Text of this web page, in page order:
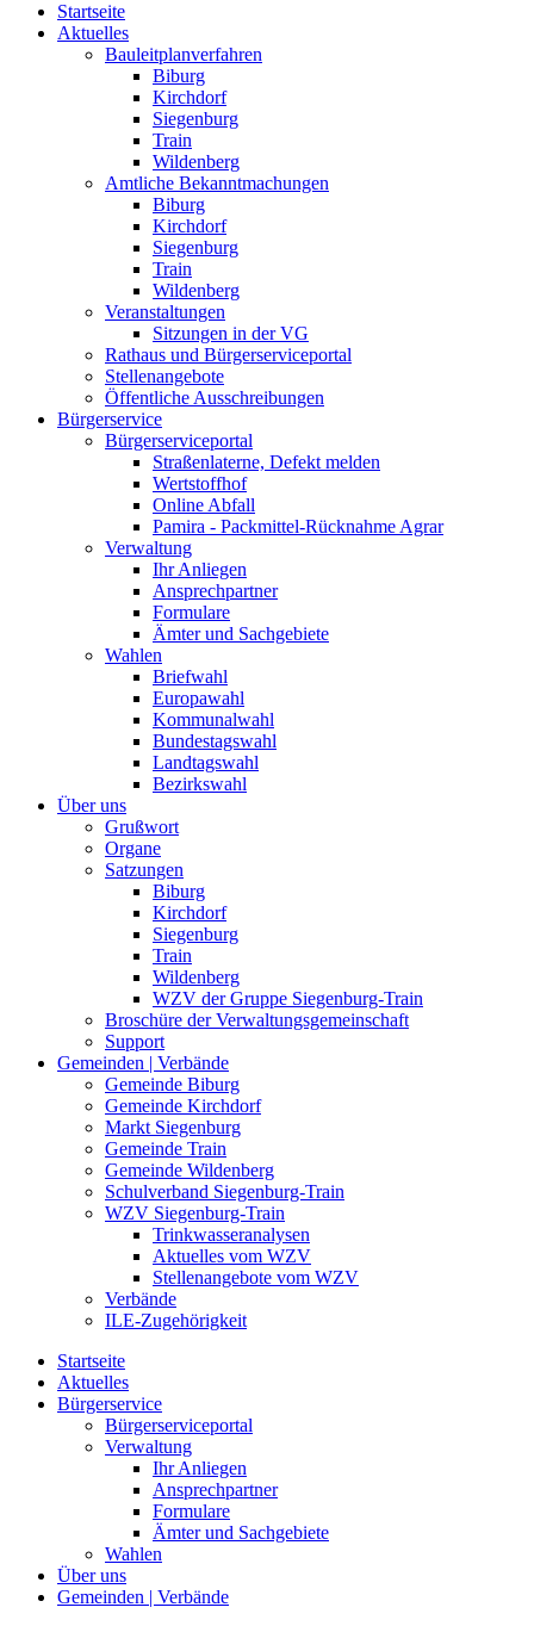
Startseite
Aktuelles
Bauleitplanverfahren
Biburg
Kirchdorf
Siegenburg
Train
Wildenberg
Amtliche Bekanntmachungen
Biburg
Kirchdorf
Siegenburg
Train
Wildenberg
Veranstaltungen
Sitzungen in der VG
Rathaus und Bürgerserviceportal
Stellenangebote
Öffentliche Ausschreibungen
Bürgerservice
Bürgerserviceportal
Straßenlaterne, Defekt melden
Wertstoffhof
Online Abfall
Pamira - Packmittel-Rücknahme Agrar
Verwaltung
Ihr Anliegen
Ansprechpartner
Formulare
Ämter und Sachgebiete
Wahlen
Briefwahl
Europawahl
Kommunalwahl
Bundestagswahl
Landtagswahl
Bezirkswahl
Über uns
Grußwort
Organe
Satzungen
Biburg
Kirchdorf
Siegenburg
Train
Wildenberg
WZV der Gruppe Siegenburg-Train
Broschüre der Verwaltungsgemeinschaft
Support
Gemeinden | Verbände
Gemeinde Biburg
Gemeinde Kirchdorf
Markt Siegenburg
Gemeinde Train
Gemeinde Wildenberg
Schulverband Siegenburg-Train
WZV Siegenburg-Train
Trinkwasseranalysen
Aktuelles vom WZV
Stellenangebote vom WZV
Verbände
ILE-Zugehörigkeit
Startseite
Aktuelles
Bürgerservice
Bürgerserviceportal
Verwaltung
Ihr Anliegen
Ansprechpartner
Formulare
Ämter und Sachgebiete
Wahlen
Über uns
Gemeinden | Verbände